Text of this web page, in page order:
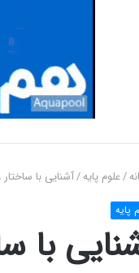
/علوم پایه/آشنایی با
پایه
با